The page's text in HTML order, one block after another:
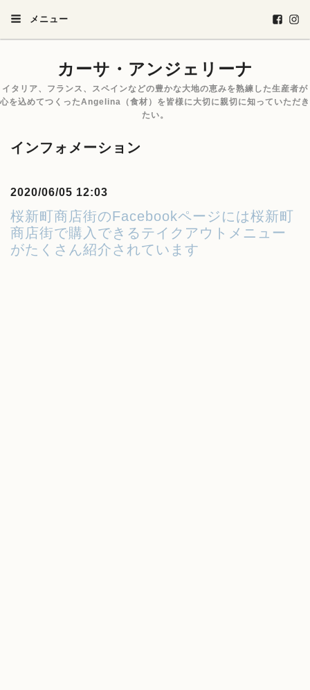
メニュー
カーサ・アンジェリーナ
イタリア、フランス、スペインなどの豊かな大地の恵みを熟練した生産者が
心を込めてつくったAngelina（食材）を皆様に大切に親切に知っていただき
たい。
インフォメーション
2020/06/05 12:03
桜新町商店街のFacebookページには桜新町
商店街で購入できるテイクアウトメニュー
がたくさん紹介されています